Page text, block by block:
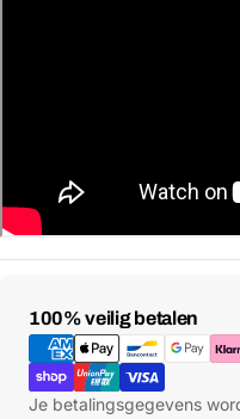
100% veilig betalen
Betaalmethoden
Je betalingsgegevens
Deel dit product
Jouw
naam
Jouw
email